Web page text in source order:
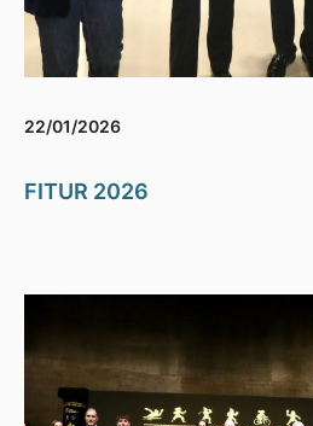
22/01/2026
FITUR 2026